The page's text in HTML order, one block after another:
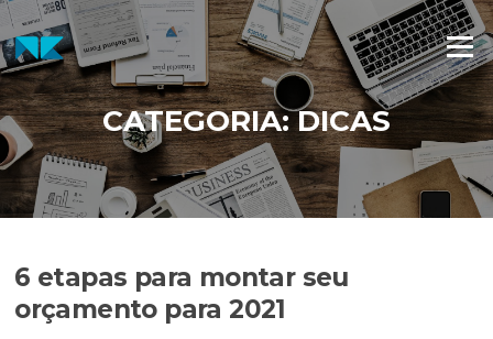
Pular
para
o
conteúdo
Menu
CATEGORIA:DICAS
6 etapas para montar seu
orçamento para 2021